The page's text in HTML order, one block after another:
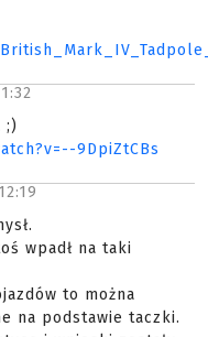
;)
9DpiZtCBs
12:19
wpadł na taki
to można
na podstawie taczki.